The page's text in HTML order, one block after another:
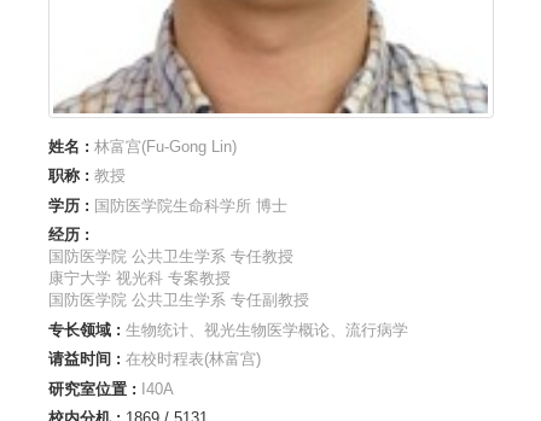
姓名 : 林富宫(Fu-Gong Lin)
职称 : 教授
学历 : 国防医学院生命科学所 博士
经历 :
国防医学院 公共卫生学系 专任教授
康宁大学 视光科 专案教授
国防医学院 公共卫生学系 专任副教授
专长领域 : 生物统计、视光生物医学概论、流行病学
请益时间 : 在校时程表(林富宫)
研究室位置 : I40A